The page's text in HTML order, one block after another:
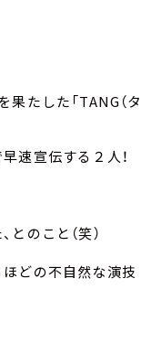
たした「TANG（タ
速宣伝する２人！
のこと（笑）
どの不自然な演技